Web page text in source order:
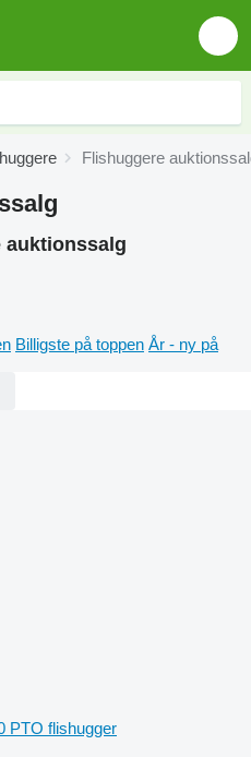
Flishuggere
auktionssalg
Billigste på toppen År - ny på
PTO flishugger